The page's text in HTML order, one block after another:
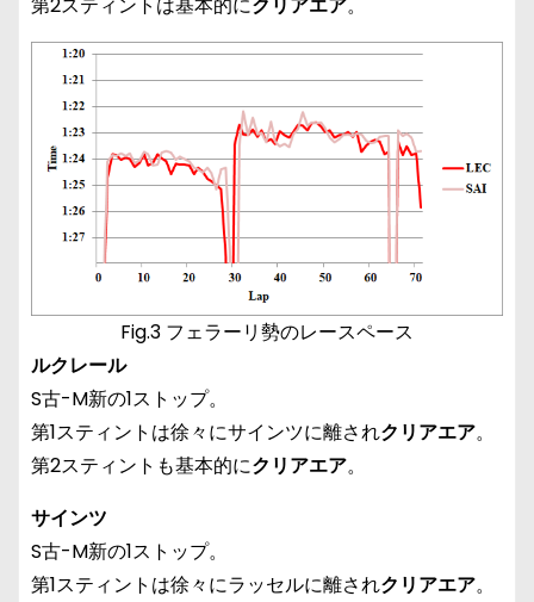
Fig.3 フェラーリ勢のレースペース
ルクレール
S古-M新の1ストップ。
第1スティントは徐々にサインツに離されクリアエア。
第2スティントも基本的にクリアエア。
サインツ
S古-M新の1ストップ。
第1スティントは徐々にラッセルに離されクリアエア。